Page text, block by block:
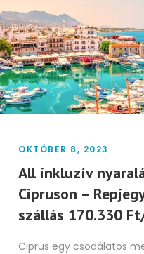
OKTÓBER 8, 2023
All inkluzív
Cipruson –
szállás 170.330
Ciprus egy csodálatos